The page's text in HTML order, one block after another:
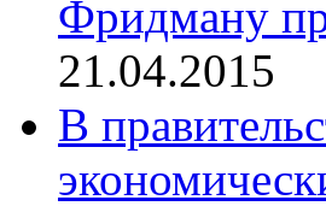
Фридману
21.04.2015
В